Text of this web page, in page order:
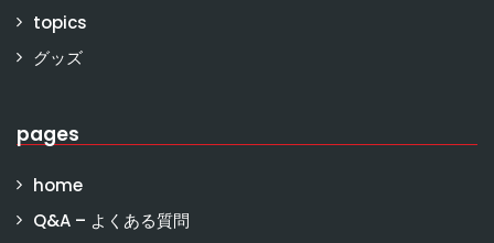
topics
グッズ
pages
home
Q&A – よくある質問